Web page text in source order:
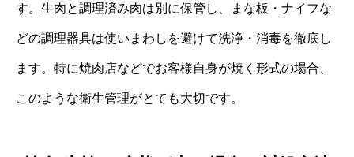
す。生肉と調理済み肉は別に保管し、まな板・ナイフな
どの調理器具は使いまわしを避けて洗浄・消毒を徹底し
ます。特に焼肉店などでお客様自身が焼く形式の場合、
このような衛生管理がとても大切です。